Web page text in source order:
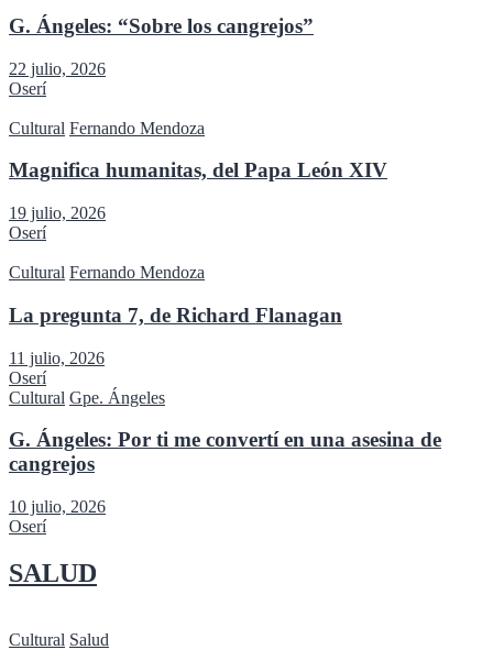
G. Ángeles: “Sobre los cangrejos”
22 julio, 2026
Oserí
Cultural Fernando Mendoza
Magnifica humanitas, del Papa León XIV
19 julio, 2026
Oserí
Cultural Fernando Mendoza
La pregunta 7, de Richard Flanagan
11 julio, 2026
Oserí
Cultural Gpe. Ángeles
G. Ángeles: Por ti me convertí en una asesina de
cangrejos
10 julio, 2026
Oserí
SALUD
Cultural Salud